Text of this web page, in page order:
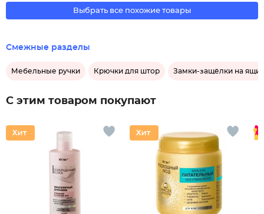
Выбрать все похожие товары
Смежные разделы
Мебельные ручки Крючки для штор Замки-защёлки на
С этим товаром покупают